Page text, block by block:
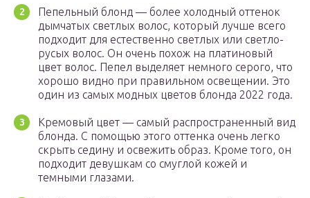
Пепельный блонд — более холодный оттенок
дымчатых светлых волос, который лучше всего
подходит для естественно светлых или светло-
русых волос. Он очень похож на платиновый
цвет волос. Пепел выделяет немного серого, что
хорошо видно при правильном освещении. Это
один из самых модных цветов блонда 2022 года.
Кремовый цвет — самый распространенный вид
блонда. С помощью этого оттенка очень легко
скрыть седину и освежить образ. Кроме того, он
подходит девушкам со смуглой кожей и
темными глазами.